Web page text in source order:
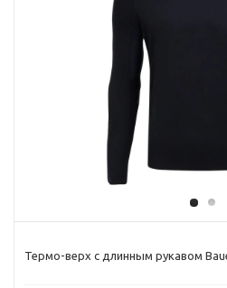
Термо-верх с длинным рукавом